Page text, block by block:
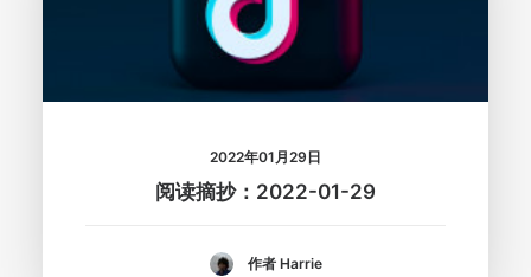
2022年01月29日
阅读摘抄：2022-01-29
作者 Harrie